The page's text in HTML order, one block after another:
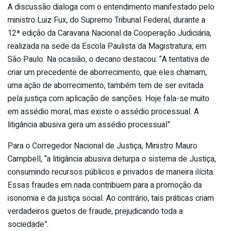
A discussão dialoga com o entendimento manifestado pelo
ministro Luiz Fux, do Supremo Tribunal Federal, durante a
12ª edição da Caravana Nacional da Cooperação Judiciária,
realizada na sede da Escola Paulista da Magistratura, em
São Paulo. Na ocasião, o decano destacou: “A tentativa de
criar um precedente de aborrecimento, que eles chamam,
uma ação de aborrecimento, também tem de ser evitada
pela justiça com aplicação de sanções. Hoje fala-se muito
em assédio moral, mas existe o assédio processual. A
litigância abusiva gera um assédio processual”.
Para o Corregedor Nacional de Justiça, Ministro Mauro
Campbell, “a litigância abusiva deturpa o sistema de Justiça,
consumindo recursos públicos e privados de maneira ilícita.
Essas fraudes em nada contribuem para a promoção da
isonomia e da justiça social. Ao contrário, tais práticas criam
verdadeiros guetos de fraude, prejudicando toda a
sociedade”.